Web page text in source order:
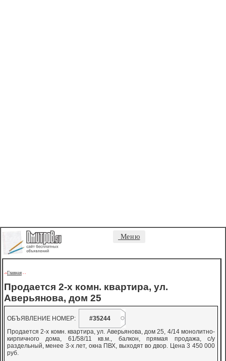
Меню
->Главная - -
Продается 2-х комн. квартира, ул.
Аверьянова, дом 25
ОБЪЯВЛЕНИЕ НОМЕР:
#35244
Продается 2-х комн. квартира, ул. Аверьянова, дом 25, 4/14 монолитно-
кирпичного дома, 61/58/11 кв.м., балкон, прямая продажа, с/у
раздельный, менее 3-х лет, окна ПВХ, выходят во двор. Цена 3 450 000
руб.